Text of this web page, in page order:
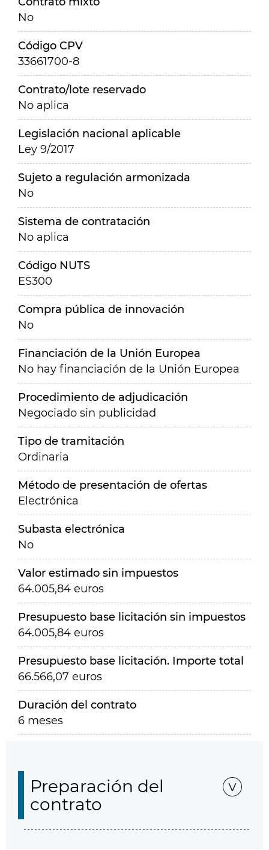
No
Código CPV
33661700-8
Contrato/lote reservado
No aplica
Legislación nacional aplicable
Ley 9/2017
Sujeto a regulación armonizada
No
Sistema de contratación
No aplica
Código NUTS
ES300
Compra pública de innovación
No
Financiación de la Unión Europea
No hay financiación de la Unión Europea
Procedimiento de adjudicación
Negociado sin publicidad
Tipo de tramitación
Ordinaria
Método de presentación de ofertas
Electrónica
Subasta electrónica
No
Valor estimado sin impuestos
64.005,84 euros
Presupuesto base licitación sin impuestos
64.005,84 euros
Presupuesto base licitación. Importe total
66.566,07 euros
Duración del contrato
6 meses
Preparación del
contrato